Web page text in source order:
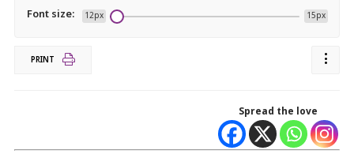
Font size: 12px 15px
PRINT
Spread the love